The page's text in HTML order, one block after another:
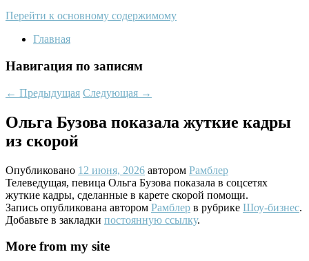
Перейти к основному содержимому
Главная
Навигация по записям
← Предыдущая Следующая →
Ольга Бузова показала жуткие кадры
из скорой
Опубликовано 12 июня, 2026 автором Рамблер
Телеведущая, певица Ольга Бузова показала в соцсетях
жуткие кадры, сделанные в карете скорой помощи.
Запись опубликована автором Рамблер в рубрике Шоу-бизнес.
Добавьте в закладки постоянную ссылку.
More from my site